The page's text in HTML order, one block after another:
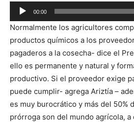
Reproductor
de
audio
00:00
Normalmente los agricultores
productos químicos a los
pagaderos a la cosecha- dice el
ello es permanente y natural y
productivo. Si el proveedor exige
puede cumplir- agrega Ariztía –
es muy burocrático y más del 50%
prórroga son del mundo agrícola, a